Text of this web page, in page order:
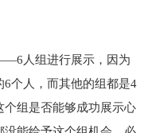
人组进行展示，因为
6个人，而其他的组都是4
个组是否能够成功展示心